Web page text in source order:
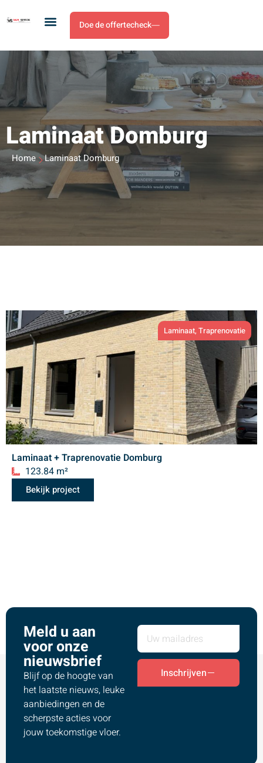
Doe de offertecheck
Laminaat Domburg
Home Laminaat Domburg
Laminaat, Traprenovatie
Laminaat + Traprenovatie Domburg
123.84 m²
Bekijk project
Meld u aan
voor onze
nieuwsbrief
Blijf op de hoogte van
het laatste nieuws, leuke
aanbiedingen en de
scherpste acties voor
jouw toekomstige vloer.
Inschrijven